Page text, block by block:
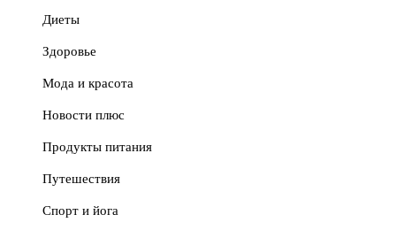
Диеты
Здоровье
Мода и красота
Новости плюс
Продукты питания
Путешествия
Спорт и йога